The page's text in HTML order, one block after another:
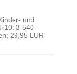
und
10: 3-540-
29,95 EUR